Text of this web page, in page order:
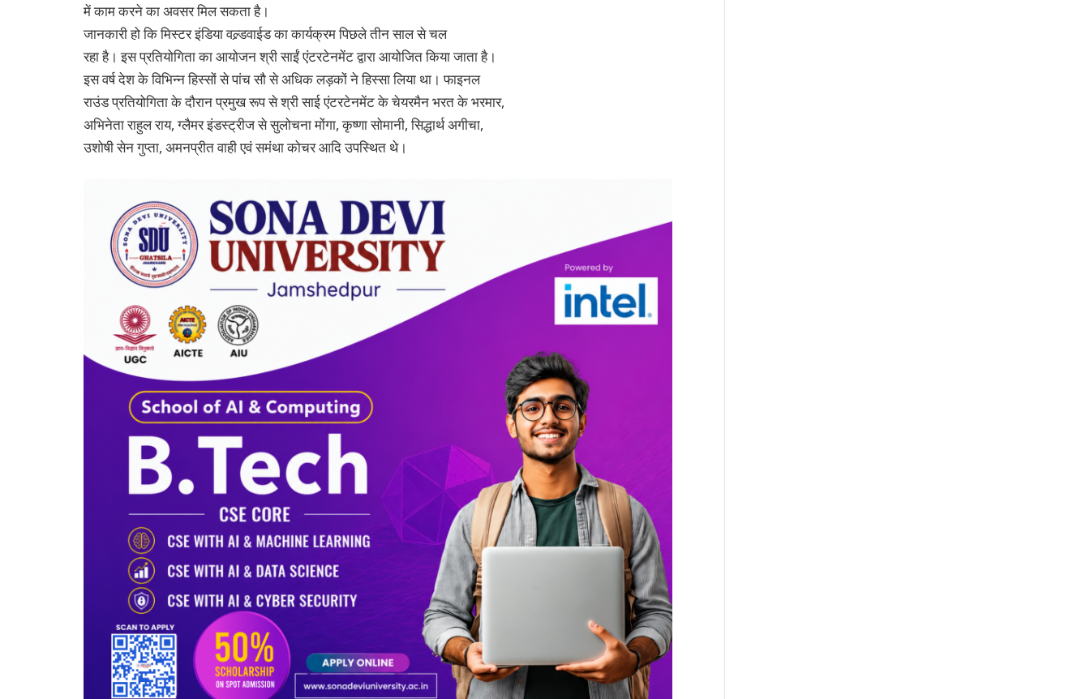
में काम करने का अवसर मिल सकता है।
जानकारी हो कि मिस्टर इंडिया वल्र्डवाईड का कार्यक्रम पिछले तीन साल से चल
रहा है। इस प्रतियोगिता का आयोजन श्री साईं एंटरटेनमेंट द्वारा आयोजित किया जाता है।
इस वर्ष देश के विभिन्न हिस्सों से पांच सौ से अधिक लड़कों ने हिस्सा लिया था। फाइनल
राउंड प्रतियोगिता के दौरान प्रमुख रूप से श्री साई एंटरटेनमेंट के चेयरमैन भरत के भरमार,
अभिनेता राहुल राय, ग्लैमर इंडस्ट्रीज से सुलोचना मोंगा, कृष्णा सोमानी, सिद्धार्थ अगीचा,
उशोषी सेन गुप्ता, अमनप्रीत वाही एवं समंथा कोचर आदि उपस्थित थे।